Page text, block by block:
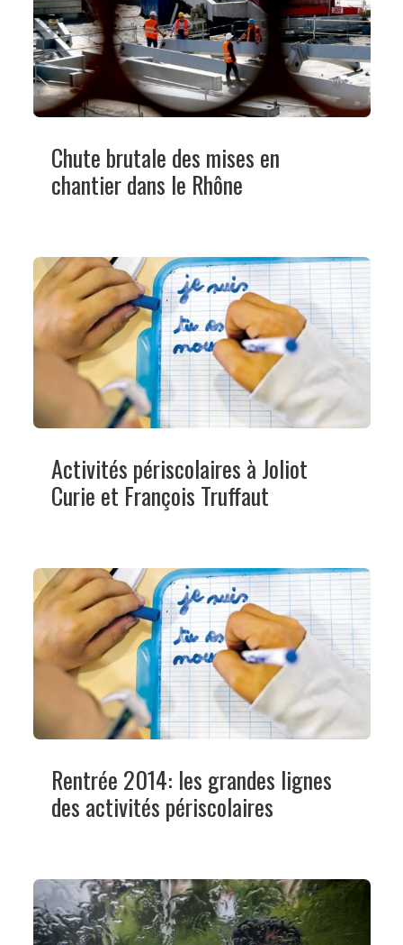
Chute brutale des mises en
chantier dans le Rhône
Activités périscolaires à Joliot
Curie et François Truffaut
Rentrée 2014: les grandes lignes
des activités périscolaires